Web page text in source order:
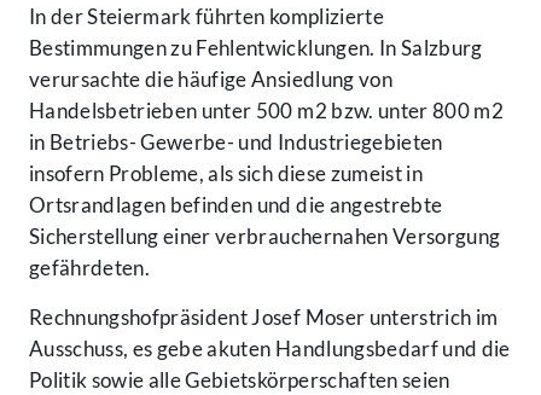
In der Steiermark führten komplizierte
Bestimmungen zu Fehlentwicklungen. In Salzburg
verursachte die häufige Ansiedlung von
Handelsbetrieben unter 500 m2 bzw. unter 800 m2
in Betriebs- Gewerbe- und Industriegebieten
insofern Probleme, als sich diese zumeist in
Ortsrandlagen befinden und die angestrebte
Sicherstellung einer verbrauchernahen Versorgung
gefährdeten.
Rechnungshofpräsident Josef Moser unterstrich im
Ausschuss, es gebe akuten Handlungsbedarf und die
Politik sowie alle Gebietskörperschaften seien